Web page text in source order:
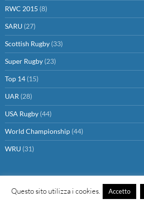
RWC 2015 (8)
SARU (27)
Scottish Rugby (33)
Super Rugby (23)
Top 14 (15)
UAR (28)
USA Rugby (44)
World Championship (44)
WRU (31)
Proudly powered by WordPress
Questo sito utilizza i cookies. Accetto